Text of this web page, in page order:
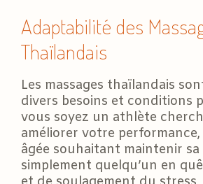
Adaptabilité des
Thaïlandais
Les massages thaïlandais
divers besoins et conditions
vous soyez un athlète
améliorer votre
âgée souhaitant maintenir sa
simplement quelqu’un en